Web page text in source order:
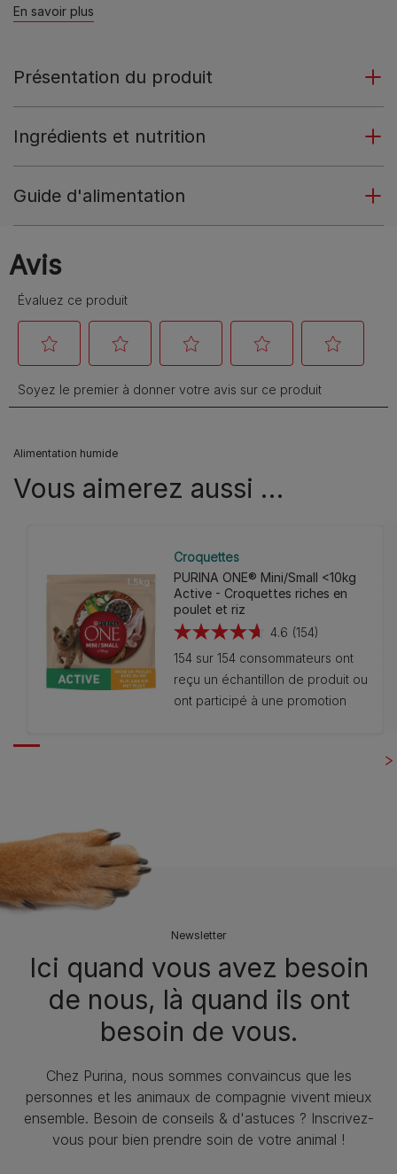
En savoir plus
Présentation du produit
Ingrédients et nutrition
Guide d'alimentation
Alimentation humide
Vous aimerez aussi …
Croquettes
PURINA ONE® Mini/Small <10kg
Active - Croquettes riches en
poulet et riz
4.6 (154)
4.6
sur
5
étoiles.
154 sur 154 consommateurs ont
reçu un échantillon de produit ou
ont participé à une promotion
Newsletter
Ici quand vous avez besoin
de nous, là quand ils ont
besoin de vous.
Chez Purina, nous sommes convaincus que les
personnes et les animaux de compagnie vivent mieux
ensemble. Besoin de conseils & d'astuces ? Inscrivez-
vous pour bien prendre soin de votre animal !